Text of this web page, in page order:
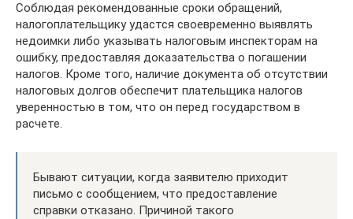
Соблюдая рекомендованные сроки обращений,
налогоплательщику удастся своевременно выявлять
недоимки либо указывать налоговым инспекторам на
ошибку, предоставляя доказательства о погашении
налогов. Кроме того, наличие документа об отсутствии
налоговых долгов обеспечит плательщика налогов
уверенностью в том, что он перед государством в
расчете.
Бывают ситуации, когда заявителю приходит
письмо с сообщением, что предоставление
справки отказано. Причиной такого